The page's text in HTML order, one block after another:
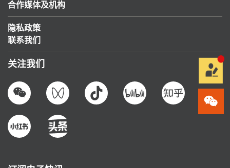
合作媒体及机构
隐私政策
联系我们
关注我们